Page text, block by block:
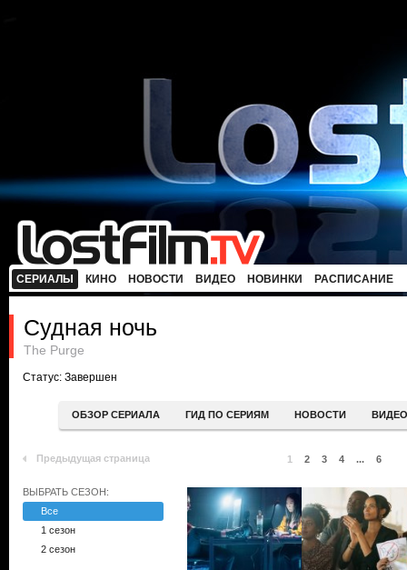
СЕРИАЛЫ КИНО НОВОСТИ ВИДЕО НОВИНКИ РАСПИСАНИЕ
Судная ночь
The Purge
Статус: Завершен
ОБЗОР СЕРИАЛА ГИД ПО СЕРИЯМ НОВОСТИ ВИДЕО
Предыдущая страница 1 2 3 4 ... 6
ВЫБРАТЬ СЕЗОН:
Все
1 сезон
2 сезон